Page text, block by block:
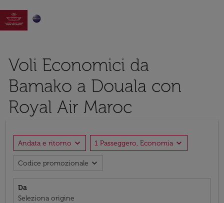

Voli Economici da
Bamako a Douala con
Royal Air Maroc
Andata e ritorno expand_more 1 Passeggero, Economia expand_more
Codice promozionale expand_more
Da
Seleziona origine